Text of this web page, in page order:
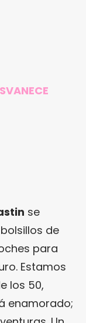
se
de
para
Estamos
los 50,
enamorado;